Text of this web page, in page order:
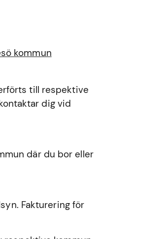
kommun
till respektive
dig vid
där du bor eller
Fakturering för